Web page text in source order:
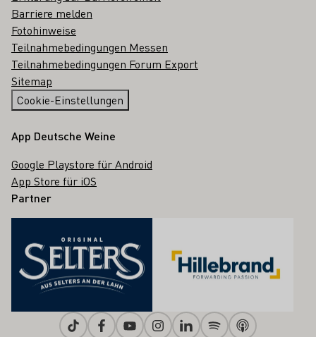
Barriere melden
Fotohinweise
Teilnahmebedingungen Messen
Teilnahmebedingungen Forum Export
Sitemap
Cookie-Einstellungen
App Deutsche Weine
Google Playstore für Android
App Store für iOS
Partner
TiktokFacebookYoutubeInstagramLinkedinSpotifyApple